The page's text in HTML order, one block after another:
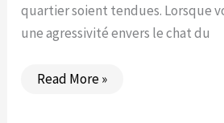
quartier soient tendues. Lorsque
une agressivité envers le chat du
Mon
Read More »